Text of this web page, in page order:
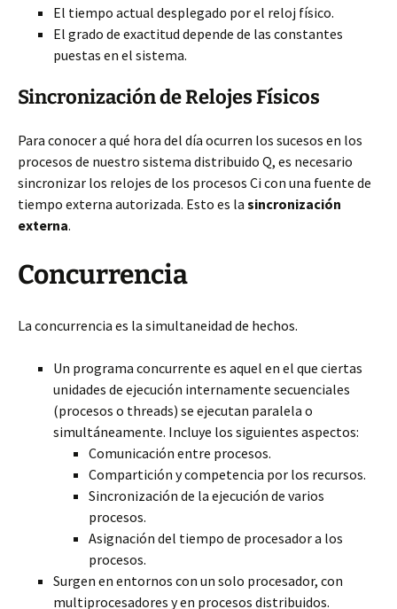
El tiempo actual desplegado por el reloj físico.
El grado de exactitud depende de las constantes
puestas en el sistema.
Sincronización de Relojes Físicos
Para conocer a qué hora del día ocurren los sucesos en los
procesos de nuestro sistema distribuido Q, es necesario
sincronizar los relojes de los procesos Ci con una fuente de
tiempo externa autorizada. Esto es la sincronización
externa.
Concurrencia
La concurrencia es la simultaneidad de hechos.
Un programa concurrente es aquel en el que ciertas
unidades de ejecución internamente secuenciales
(procesos o threads) se ejecutan paralela o
simultáneamente. Incluye los siguientes aspectos:
Comunicación entre procesos.
Compartición y competencia por los recursos.
Sincronización de la ejecución de varios
procesos.
Asignación del tiempo de procesador a los
procesos.
Surgen en entornos con un solo procesador, con
multiprocesadores y en procesos distribuidos.